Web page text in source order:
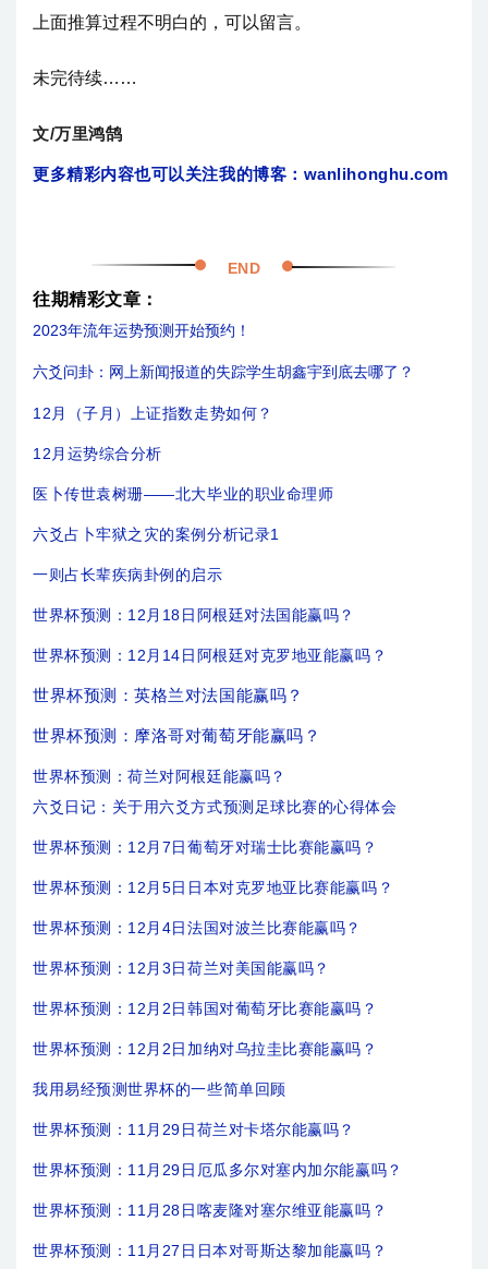
上面推算过程不明白的，可以留言。
未完待续……
文/万里鸿鹄
更多精彩内容也可以关注我的博客：wanlihonghu.com
END
往期精彩文章：
2023年流年运势预测开始预约！
六爻问卦：网上新闻报道的失踪学生胡鑫宇到底去哪了？
12月（子月）上证指数走势如何？
12月运势综合分析
医卜传世袁树珊——北大毕业的职业命理师
六爻占卜牢狱之灾的案例分析记录1
一则占长辈疾病卦例的启示
世界杯预测：12月18日阿根廷对法国能赢吗？
世界杯预测：12月14日阿根廷对克罗地亚能赢吗？
世界杯预测：英格兰对法国能赢吗？
世界杯预测：摩洛哥对葡萄牙能赢吗？
世界杯预测：荷兰对阿根廷能赢吗？
六爻日记：关于用六爻方式预测足球比赛的心得体会
世界杯预测：12月7日葡萄牙对瑞士比赛能赢吗？
世界杯预测：12月5日日本对克罗地亚比赛能赢吗？
世界杯预测：12月4日法国对波兰比赛能赢吗？
世界杯预测：12月3日荷兰对美国能赢吗？
世界杯预测：12月2日韩国对葡萄牙比赛能赢吗？
世界杯预测：12月2日加纳对乌拉圭比赛能赢吗？
我用易经预测世界杯的一些简单回顾
世界杯预测：11月29日荷兰对卡塔尔能赢吗？
世界杯预测：11月29日厄瓜多尔对塞内加尔能赢吗？
世界杯预测：11月28日喀麦隆对塞尔维亚能赢吗？
世界杯预测：11月27日日本对哥斯达黎加能赢吗？